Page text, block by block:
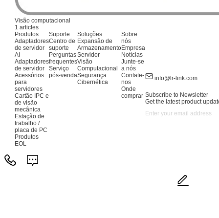
Visão computacional
1 articles
Produtos
Adaptadores
de servidor
AI
Adaptadores
de servidor
Acessórios
para
servidores
Cartão IPC e
de visão
mecânica
Estação de
trabalho /
placa de PC
Produtos
EOL
Suporte
Centro de
suporte
Perguntas
frequentes
Serviço
pós-venda
Soluções
Expansão de
Armazenamento
Servidor
Visão
Computacional
Segurança
Cibernética
Sobre
nós
Empresa
Notícias
Junte-se
a nós
Contate-
nos
Onde
comprar
info@lr-link.com
Subscribe to Newsletter
Get the latest product